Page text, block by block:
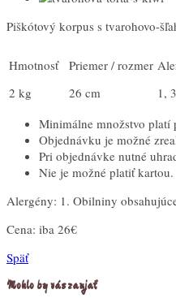
Piškótový korpus s tvarohovo-
Hmotnosť Priemer / rozmer
2 kg
26 cm 1,
Minimálne množstvo platí
Objednávku je možné
Pri objednávke nutné
Nie je možné platiť kartou.
Alergény: 1. Obilniny
Cena: iba 26€
Späť
Mohlo by vás zaujať